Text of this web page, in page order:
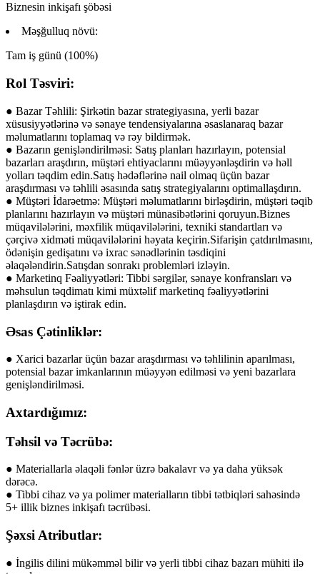
Biznesin inkişafı şöbəsi
Məşğulluq növü:
Tam iş günü (100%)
Rol Təsviri:
● Bazar Təhlili: Şirkətin bazar strategiyasına, yerli bazar
xüsusiyyətlərinə və sənaye tendensiyalarına əsaslanaraq bazar
məlumatlarını toplamaq və rəy bildirmək.
● Bazarın genişləndirilməsi: Satış planları hazırlayın, potensial
bazarları araşdırın, müştəri ehtiyaclarını müəyyənləşdirin və həll
yolları təqdim edin.Satış hədəflərinə nail olmaq üçün bazar
araşdırması və təhlili əsasında satış strategiyalarını optimallaşdırın.
● Müştəri İdarəetmə: Müştəri məlumatlarını birləşdirin, müştəri təqib
planlarını hazırlayın və müştəri münasibətlərini qoruyun.Biznes
müqavilələrini, məxfilik müqavilələrini, texniki standartları və
çərçivə xidməti müqavilələrini həyata keçirin.Sifarişin çatdırılmasını,
ödənişin gedişatını və ixrac sənədlərinin təsdiqini
əlaqələndirin.Satışdan sonrakı problemləri izləyin.
● Marketinq Fəaliyyətləri: Tibbi sərgilər, sənaye konfransları və
məhsulun təqdimatı kimi müxtəlif marketinq fəaliyyətlərini
planlaşdırın və iştirak edin.
Əsas Çətinliklər:
● Xarici bazarlar üçün bazar araşdırması və təhlilinin aparılması,
potensial bazar imkanlarının müəyyən edilməsi və yeni bazarlara
genişləndirilməsi.
Axtardığımız:
Təhsil və Təcrübə:
● Materiallarla əlaqəli fənlər üzrə bakalavr və ya daha yüksək
dərəcə.
● Tibbi cihaz və ya polimer materialların tibbi tətbiqləri sahəsində
5+ illik biznes inkişafı təcrübəsi.
Şəxsi Atributlar:
● İngilis dilini mükəmməl bilir və yerli tibbi cihaz bazarı mühiti ilə